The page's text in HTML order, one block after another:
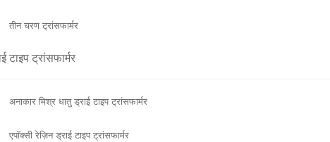
तीन चरण ट्रांसफार्मर
टाइप ट्रांसफार्मर
अनाकार मिश्र धातु ड्राई टाइप ट्रांसफार्मर
एपॉक्सी रेज़िन ड्राई टाइप ट्रांसफार्मर